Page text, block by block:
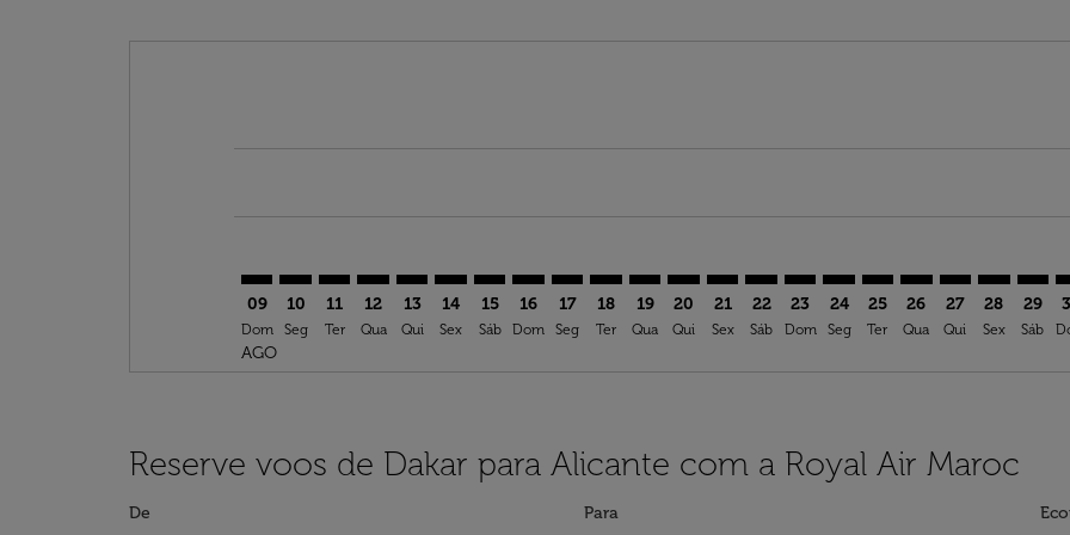
09
Dom
AGO
10
Seg
11
Ter
12
Qua
13
Qui
14
Sex
15
Sáb
16
Dom
17
Seg
18
Ter
19
Qua
20
Qui
DSS–ALC: cmp-view-offers-disclaimer.
21
Sex
DSS–ALC: cmp-view-offers-
22
Sáb
DSS–ALC: cmp-view-offers-
23
Dom
DSS–ALC: cmp-view-
24
Seg
DSS–ALC: cmp-view-
25
Ter
DSS–ALC: cmp-
26
Qua
DSS–ALC:
27
Qui
28
Sex
29
Sáb
Reserve voos de Dakar para Alicante com a Royal Air Maroc
De Para